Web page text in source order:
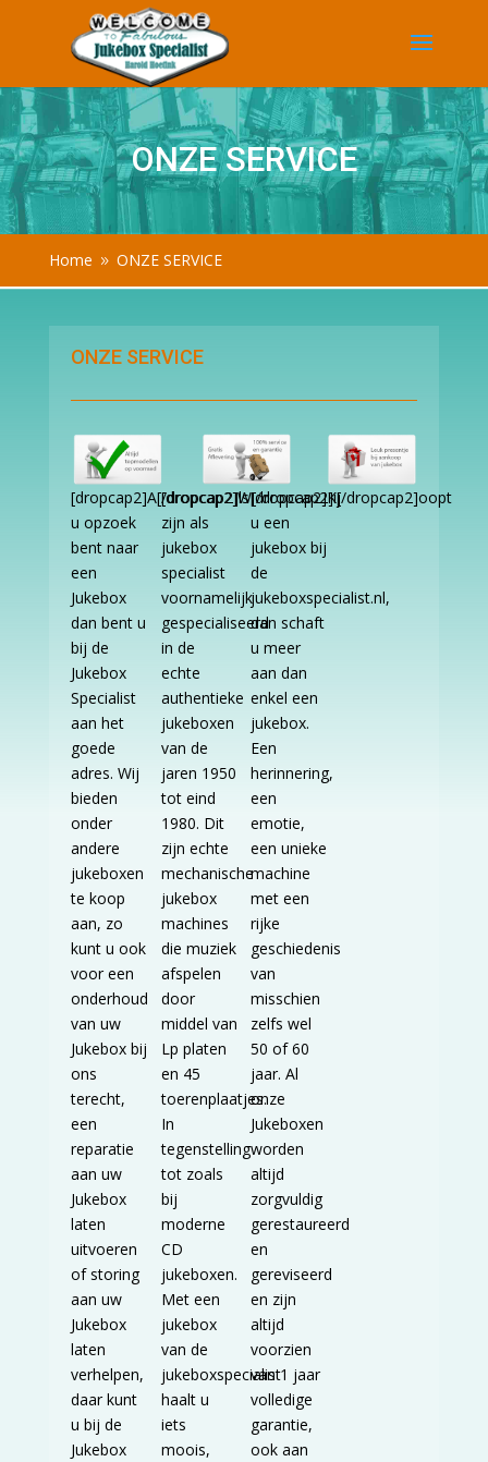
ONZE SERVICE
Home 9 ONZE SERVICE
ONZE SERVICE
[dropcap2]A[/dropcap2]ls
u opzoek
bent naar
een
Jukebox
dan bent u
bij de
Jukebox
Specialist
aan het
goede
adres. Wij
bieden
onder
andere
jukeboxen
te koop
aan, zo
kunt u ook
voor een
onderhoud
van uw
Jukebox bij
ons
terecht,
een
reparatie
aan uw
Jukebox
laten
uitvoeren
of storing
aan uw
Jukebox
laten
verhelpen,
daar kunt
u bij de
Jukebox
[dropcap2]W[/dropcap2]ij
zijn als
jukebox
specialist
voornamelijk
gespecialiseerd
in de
echte
authentieke
jukeboxen
van de
jaren 1950
tot eind
1980. Dit
zijn echte
mechanische
jukebox
machines
die muziek
afspelen
door
middel van
Lp platen
en 45
toerenplaatjes.
In
tegenstelling
tot zoals
bij
moderne
CD
jukeboxen.
Met een
jukebox
van de
jukeboxspecialist
haalt u
iets
moois,
[dropcap2]K[/dropcap2]oopt
u een
jukebox bij
de
jukeboxspecialist.nl,
dan schaft
u meer
aan dan
enkel een
jukebox.
Een
herinnering,
een
emotie,
een unieke
machine
met een
rijke
geschiedenis
van
misschien
zelfs wel
50 of 60
jaar. Al
onze
Jukeboxen
worden
altijd
zorgvuldig
gerestaureerd
en
gereviseerd
en zijn
altijd
voorzien
van 1 jaar
volledige
garantie,
ook aan